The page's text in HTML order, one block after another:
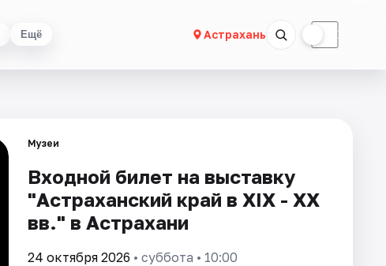
Ещё Астрахань ☾
Музеи
Входной билет на выставку
"Астраханский край в XIX - XX
вв." в Астрахани
24 октября 2026 • суббота • 10:00